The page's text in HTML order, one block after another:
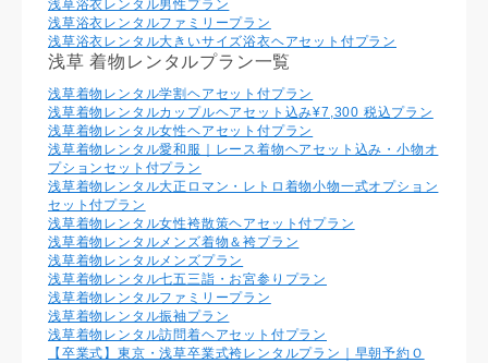
浅草浴衣レンタル男性プラン
浅草浴衣レンタルファミリープラン
浅草浴衣レンタル大きいサイズ浴衣ヘアセット付プラン
浅草 着物レンタルプラン一覧
浅草着物レンタル学割ヘアセット付プラン
浅草着物レンタルカップルヘアセット込み¥7,300 税込プラン
浅草着物レンタル⼥性ヘアセット付プラン
浅草着物レンタル愛和服｜レース着物ヘアセット込み・小物オ
プションセット付プラン
浅草着物レンタル大正ロマン・レトロ着物小物一式オプション
セット付プラン
浅草着物レンタル女性袴散策ヘアセット付プラン
浅草着物レンタルメンズ着物＆袴プラン
浅草着物レンタルメンズプラン
浅草着物レンタル七五三詣・お宮参りプラン
浅草着物レンタルファミリープラン
浅草着物レンタル振袖プラン
浅草着物レンタル訪問着ヘアセット付プラン
【卒業式】東京・浅草卒業式袴レンタルプラン｜早朝予約Ｏ